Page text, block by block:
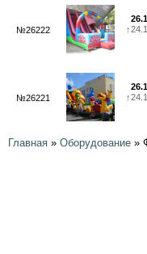
№26222
↑
№26221
↑
Главная » Оборудование »